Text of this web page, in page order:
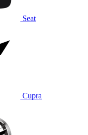
Seat
Cupra